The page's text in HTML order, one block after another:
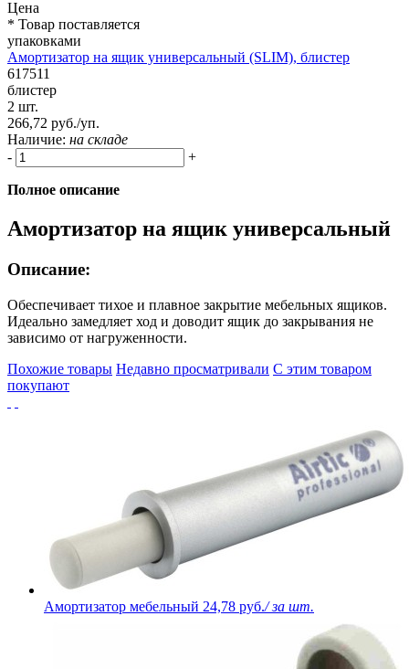
Цена
* Товар поставляется
упаковками
Амортизатор на ящик универсальный (SLIM), блистер
617511
блистер
2 шт.
266,72 руб./уп.
Наличие: на складе
-
+
Полное описание
Амортизатор на ящик универсальный
Описание:
Обеспечивает тихое и плавное закрытие мебельных ящиков.
Идеально замедляет ход и доводит ящик до закрывания не
зависимо от нагруженности.
Похожие товары Недавно просматривали С этим товаром
покупают
Амортизатор мебельный 24,78 руб./ за шт.